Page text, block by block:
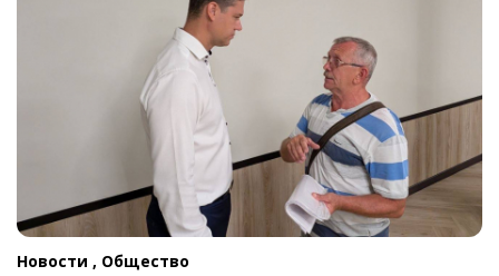
Новости , Общество